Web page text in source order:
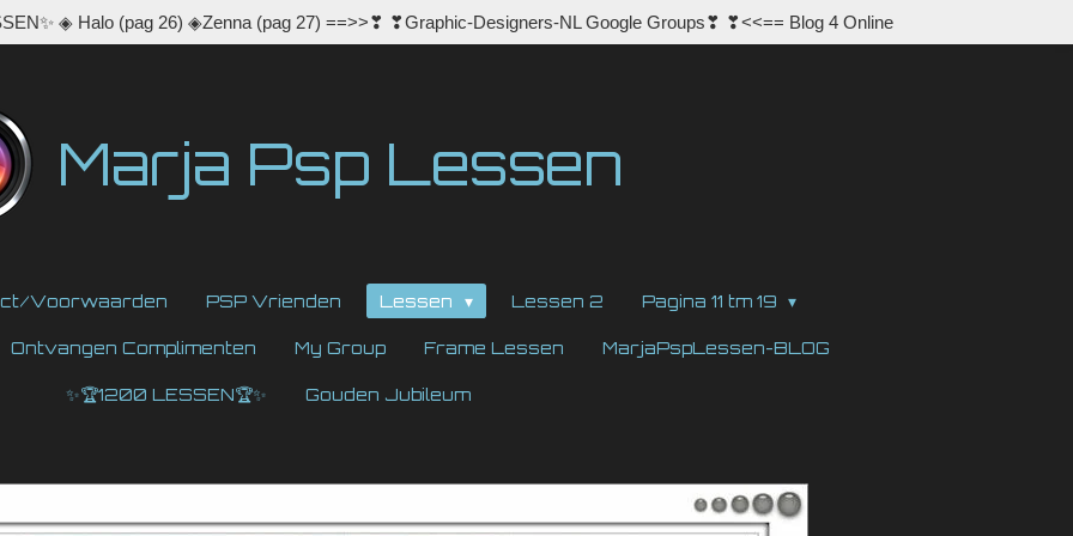
◈ Halo (pag 26) ◈Zenna (pag 27) ==>>❣ ❣Graphic-Designers-NL Google Groups❣ ❣<<== Blog 4 Online
Marja Psp Lessen
Voorwaarden PSP Vrienden Lessen Lessen 2 Pagina 11 tm 19
Ontvangen Complimenten My Group Frame Lessen MarjaPspLessen-BLOG
✨🏆1200 LESSEN🏆✨ Gouden Jubileum